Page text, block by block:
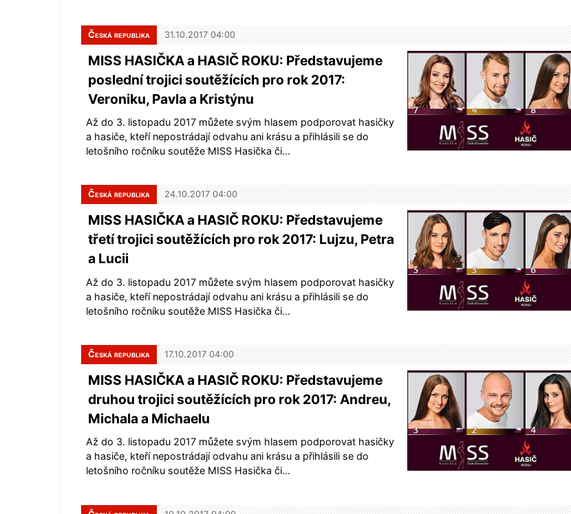
Česká republika 31.10.2017 04:00
MISS HASIČKA a HASIČ ROKU: Představujeme
poslední trojici soutěžících pro rok 2017:
Veroniku, Pavla a Kristýnu
Až do 3. listopadu 2017 můžete svým hlasem podporovat hasičky
a hasiče, kteří nepostrádají odvahu ani krásu a přihlásili se do
letošního ročníku soutěže MISS Hasička či…
Česká republika 24.10.2017 04:00
MISS HASIČKA a HASIČ ROKU: Představujeme
třetí trojici soutěžících pro rok 2017: Lujzu, Petra
a Lucii
Až do 3. listopadu 2017 můžete svým hlasem podporovat hasičky
a hasiče, kteří nepostrádají odvahu ani krásu a přihlásili se do
letošního ročníku soutěže MISS Hasička či…
Česká republika 17.10.2017 04:00
MISS HASIČKA a HASIČ ROKU: Představujeme
druhou trojici soutěžících pro rok 2017: Andreu,
Michala a Michaelu
Až do 3. listopadu 2017 můžete svým hlasem podporovat hasičky
a hasiče, kteří nepostrádají odvahu ani krásu a přihlásili se do
letošního ročníku soutěže MISS Hasička či…